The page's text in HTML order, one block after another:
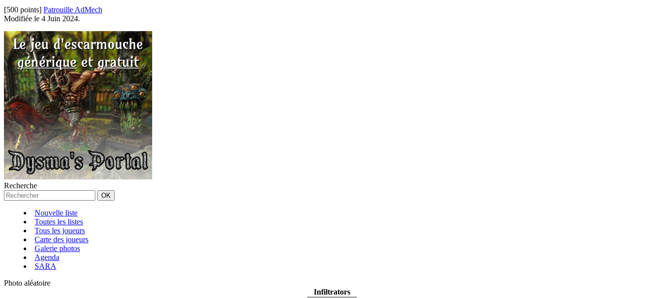
[500 points] Patrouille AdMech
Modifiée le 4 Juin 2024.
Recherche
Nouvelle liste
Toutes les listes
Tous les joueurs
Carte des joueurs
Galerie photos
Agenda
SARA
Photo aléatoire
Infiltrators